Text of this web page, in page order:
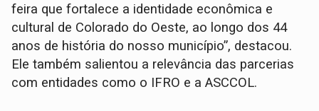
feira que fortalece a identidade econômica e
cultural de Colorado do Oeste, ao longo dos 44
anos de história do nosso município”, destacou.
Ele também salientou a relevância das parcerias
com entidades como o IFRO e a ASCCOL.